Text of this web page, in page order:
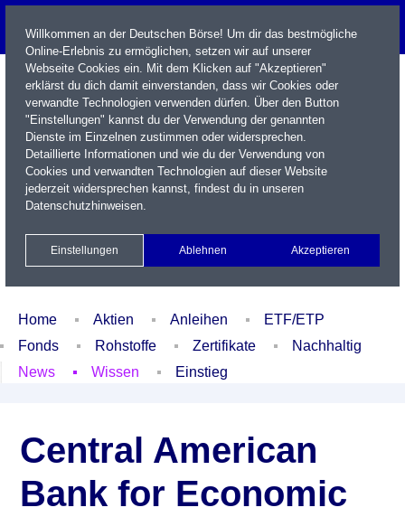
Name / WKN / ISIN / Kürzel
Xetra Realtime
Watchlist Portfolio Login
Home Aktien Anleihen
ETF/ETP
Fonds
Rohstoffe Zertifikate
Nachhaltig
News
Wissen Einstieg
Central American
Bank for Economic
Willkommen an der Deutschen Börse! Um dir das bestmögliche
Online-Erlebnis zu ermöglichen, setzen wir auf unserer
Webseite Cookies ein. Mit dem Klicken auf "Akzeptieren"
erklärst du dich damit einverstanden, dass wir Cookies oder
verwandte Technologien verwenden dürfen. Über den Button
"Einstellungen" kannst du der Verwendung der genannten
Dienste im Einzelnen zustimmen oder widersprechen.
Detaillierte Informationen und wie du der Verwendung von
Cookies und verwandten Technologien auf dieser Website
jederzeit widersprechen kannst, findest du in unseren
Datenschutzhinweisen.
Einstellungen Ablehnen Akzeptieren